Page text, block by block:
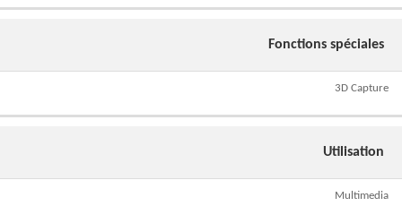
Fonctions spéciales
3D Capture
Utilisation
Multimedia